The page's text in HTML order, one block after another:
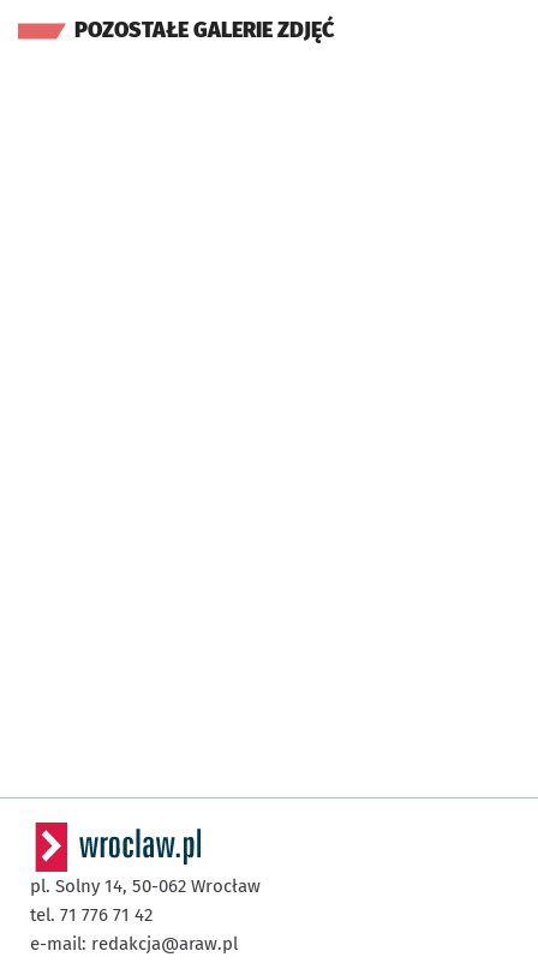
POZOSTAŁE GALERIE ZDJĘĆ
pl. Solny 14, 50-062 Wrocław
tel. 71 776 71 42
e-mail: redakcja@araw.pl